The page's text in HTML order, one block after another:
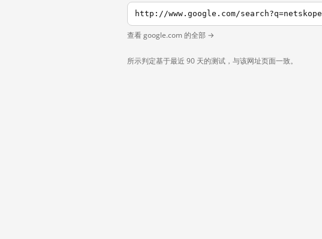
http://www.google.com/search?q=netskope
查看 google.com 的全部 →
所示判定基于最近 90 天的测试，与该网址页面一致。